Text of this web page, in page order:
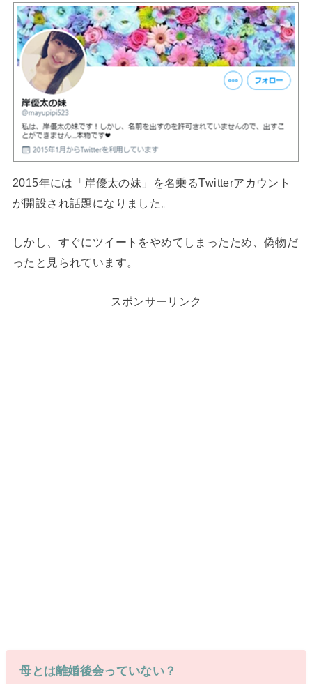
2015年には「岸優太の妹」を名乗るTwitterアカウント
が開設され話題になりました。
しかし、すぐにツイートをやめてしまったため、偽物だ
ったと見られています。
スポンサーリンク
母とは離婚後会っていない？